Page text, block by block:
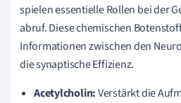
spielen essentielle Rollen bei der
abruf. Diese chemischen
Informationen zwischen den
die synaptische Effizienz.
Acetylcholin:Verstärkt die